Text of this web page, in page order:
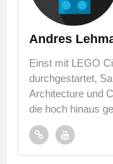
Andres
Einst mit LEGO
durchgestartet,
Architecture und
die hoch hinaus